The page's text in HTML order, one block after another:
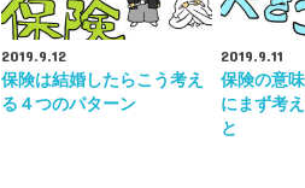
2019.9.12
保険は結婚したらこう考え
る４つのパターン
2019.9.11
保険の意
にまず考
と